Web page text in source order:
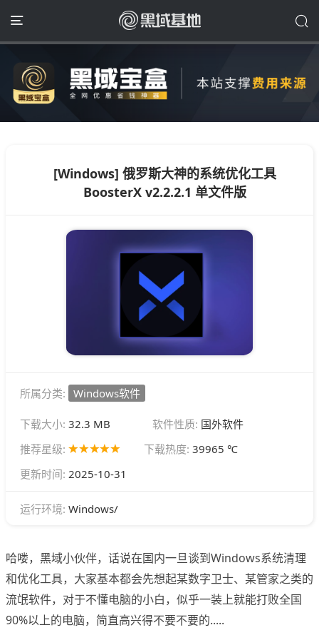
[Windows] 俄罗斯大神的系统优化工具
BoosterX v2.2.2.1 单文件版
所属分类: Windows软件
下载大小: 32.3 MB 软件性质: 国外软件
推荐星级:
下载热度: 39965 ℃
更新时间: 2025-10-31
运行环境: Windows/
哈喽，黑域小伙伴，话说在国内一旦谈到Windows系统清理
和优化工具，大家基本都会先想起某数字卫士、某管家之类的
流氓软件，对于不懂电脑的小白，似乎一装上就能打败全国
90%以上的电脑，简直高兴得不要不要的.....